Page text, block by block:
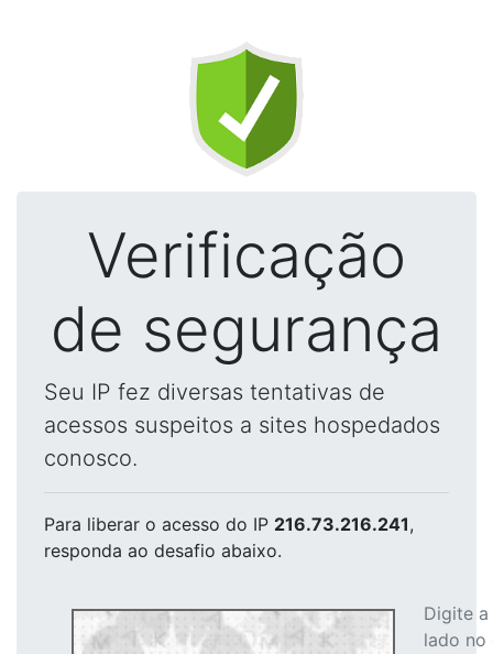
Verificação
de segurança
Seu IP fez diversas tentativas de
acessos suspeitos a sites hospedados
conosco.
Para liberar o acesso do IP 216.73.216.241,
responda ao desafio abaixo.
Digite
lado no